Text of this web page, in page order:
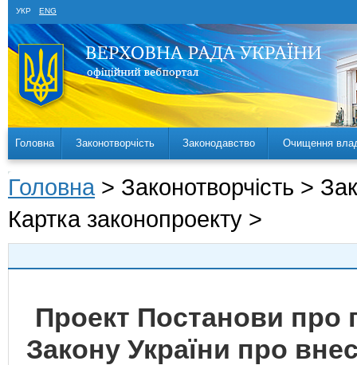
УКР ENG
Головна Законотворчість Законодавство Очищення
Головна > Законотворчість >
Картка законопроекту >
Проект Постанови про
Закону України про